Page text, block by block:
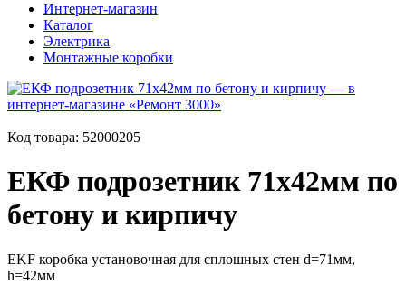
Интернет-магазин
Каталог
Электрика
Монтажные коробки
Код товара: 52000205
ЕКФ подрозетник 71х42мм по
бетону и кирпичу
EKF коробка установочная для сплошных стен d=71мм,
h=42мм